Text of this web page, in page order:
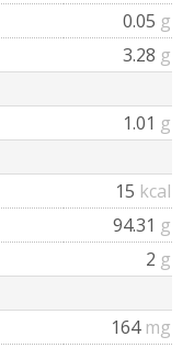
0.05 g
3.28 g
1.01 g
15 kcal
94.31 g
2 g
164 mg